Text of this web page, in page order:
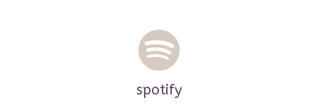
spotify